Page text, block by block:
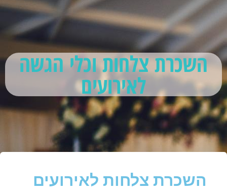
השכרת צלחות וכלי הגשה
לאירועים
השכרת צלחות לאירועים